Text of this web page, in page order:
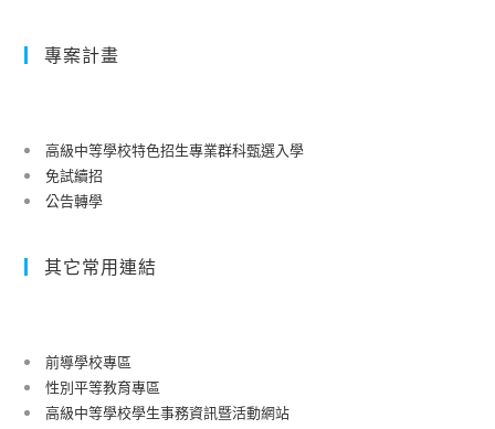
專案計畫
高級中等學校特色招生專業群科甄選入學
免試續招
公告轉學
其它常用連結
前導學校專區
性別平等教育專區
高級中等學校學生事務資訊暨活動網站